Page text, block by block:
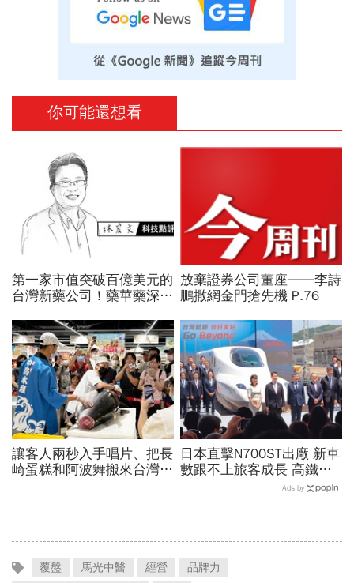
你可能還想看
第一家市值突破百億美元的
台灣新藥公司！藥華藥深耕
田製藥？
放棄證券公司董座──李詩
鵬撒網金門搶先機 P.76
讓客人兩秒入手唱片、把長
崎蛋糕和阿波舞搬來台灣！
日本直擊N700ST出廠 新車
數跟不上旅客成長 高鐵遇3
Ads by
覆盤 馬光中醫 經營
品牌力